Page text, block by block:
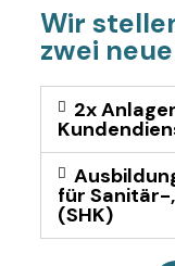
Wir
zwei
2x
für Sanitär-
(SHK)